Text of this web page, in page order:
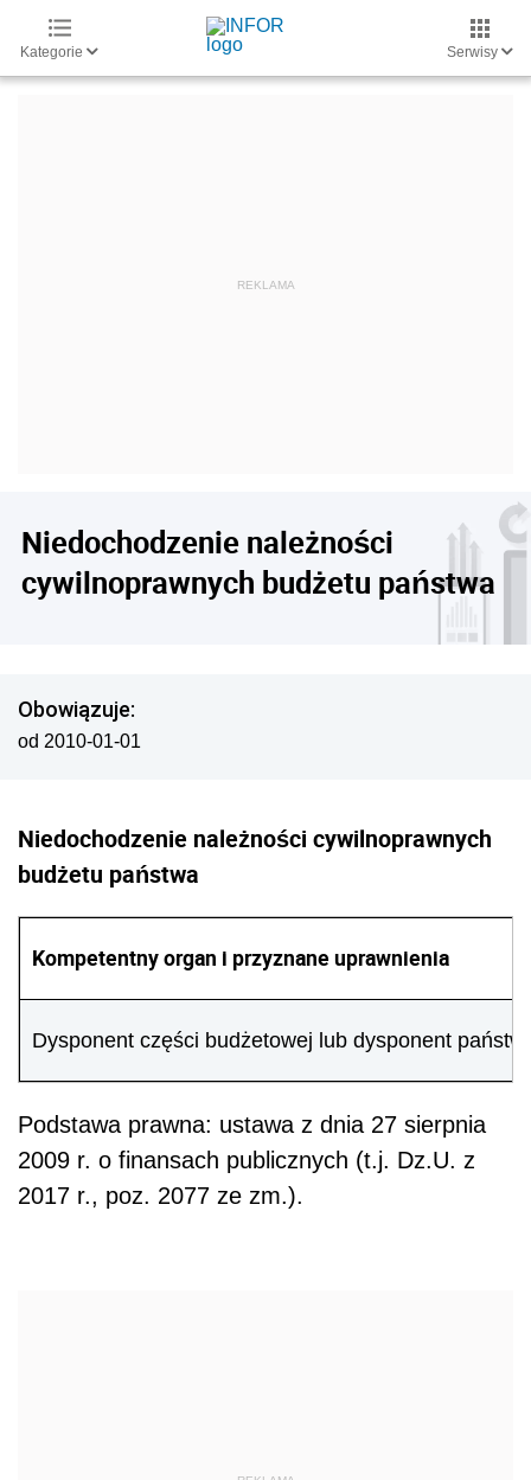
Kategorie Serwisy
Niedochodzenie należności
cywilnoprawnych budżetu państwa
Obowiązuje:
od 2010-01-01
Niedochodzenie należności cywilnoprawnych
budżetu państwa
Kompetentny organ i przyznane uprawnienia
Dysponent części budżetowej lub dysponent
Podstawa prawna: ustawa z dnia 27 sierpnia
2009 r. o finansach publicznych (t.j. Dz.U. z
2017 r., poz. 2077 ze zm.).